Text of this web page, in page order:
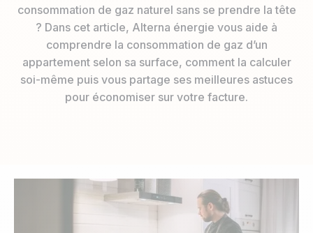
consommation de gaz naturel sans se prendre la tête
? Dans cet article, Alterna énergie vous aide à
comprendre la consommation de gaz d’un
appartement selon sa surface, comment la calculer
soi-même puis vous partage ses meilleures astuces
pour économiser sur votre facture.